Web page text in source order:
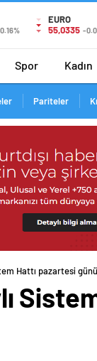
0.16%
EURO
55,0335 -
Spor Kadın
Pariteler
Hattı pazartesi